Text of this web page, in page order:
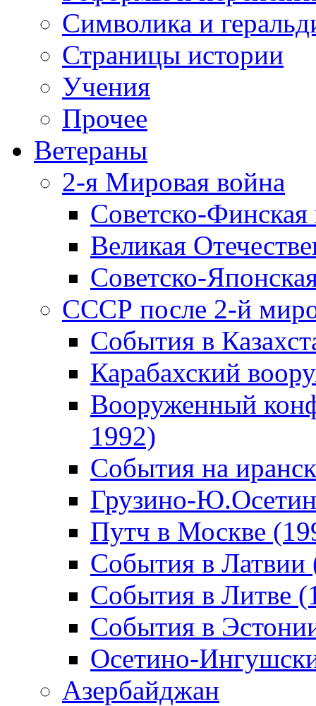
Символика и
Страницы истории
Учения
Прочее
Ветераны
2-я Мировая война
Советско-
Великая
Советско-
СССР после 2-й
События в
Карабахский
Вооруженный
1992)
События на
Грузино-
Путч в Москве
События в Латвии
События в Литве
События в
Осетино-
Азербайджан